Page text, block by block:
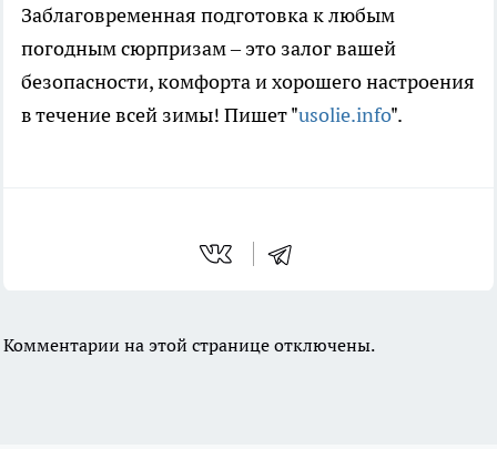
Заблаговременная подготовка к любым
погодным сюрпризам – это залог вашей
безопасности, комфорта и хорошего настроения
в течение всей зимы! Пишет "usolie.info".
Комментарии на этой странице отключены.